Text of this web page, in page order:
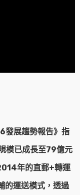
發展趨勢報告》指
模已成長至79億元
年的直郵+轉運
的運送模式，透過